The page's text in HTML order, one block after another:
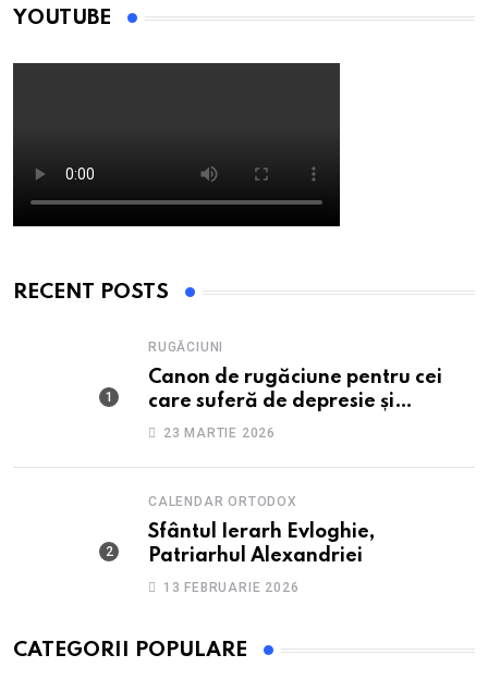
YOUTUBE
RECENT POSTS
RUGĂCIUNI
Canon de rugăciune pentru cei
care suferă de depresie și
anxietate
23 MARTIE 2026
CALENDAR ORTODOX
Sfântul Ierarh Evloghie,
Patriarhul Alexandriei
13 FEBRUARIE 2026
CATEGORII POPULARE